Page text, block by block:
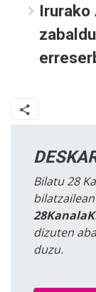
Bilatu 28
dizuten
duzu.